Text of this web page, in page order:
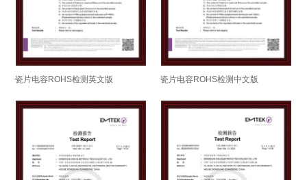
瓷片电容ROHS检测英文版 瓷片电容ROHS检测中文版